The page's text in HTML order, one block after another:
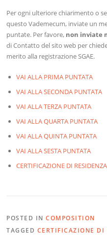
Per ogni ulteriore chiarimento o
questo Vademecum, inviate un
puntate. Per favore, non inviate
di Contatto del sito web per
merito alla registrazione SGAE.
VAI ALLA PRIMA PUNTATA
VAI ALLA SECONDA PUNTATA
VAI ALLA TERZA PUNTATA
VAI ALLA QUARTA PUNTATA
VAI ALLA QUINTA PUNTATA
VAI ALLA SESTA PUNTATA
CERTIFICAZIONE DI
POSTED INCOMPOSITION
TAGGED CERTIFICAZIONE DI